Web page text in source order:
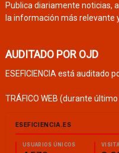
Publica diariamente noticias,
la información más relevante
AUDITADO POR OJD
ESEFICIENCIA está auditado
TRÁFICO WEB (durante